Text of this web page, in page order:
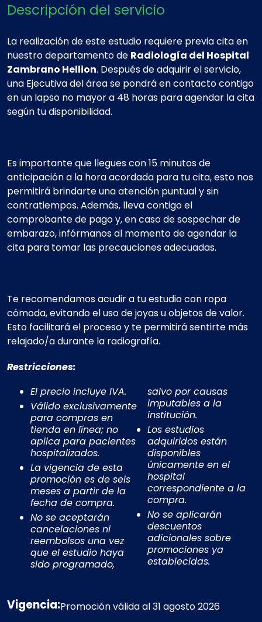
Descripción del servicio
La realización de este estudio requiere previa cita en
nuestro departamento de Radiología del Hospital
Zambrano Hellion. Después de adquirir el servicio,
una Ejecutiva del área se pondrá en contacto contigo
en un lapso no mayor a 48 horas para agendar la cita
según tu disponibilidad.
Es importante que llegues con 15 minutos de
anticipación a la hora acordada para tu cita, esto nos
permitirá brindarte una atención puntual y sin
contratiempos. Además, lleva contigo el
comprobante de pago y, en caso de sospechar de
embarazo, infórmanos al momento de agendar la
cita para tomar las precauciones adecuadas.
Te recomendamos acudir a tu estudio con ropa
cómoda, evitando el uso de joyas u objetos de valor.
Esto facilitará el proceso y te permitirá sentirte más
relajado/a durante la radiografía.
Restricciones:
El precio incluye IVA.
Válido exclusivamente
para compras en
tienda en línea; no
aplica para pacientes
hospitalizados.
La vigencia de esta
promoción es de seis
meses a partir de la
fecha de compra.
No se aceptarán
cancelaciones ni
reembolsos una vez
que el estudio haya
sido programado,
salvo por causas
imputables a la
institución.
Los estudios
adquiridos están
disponibles
únicamente en el
hospital
correspondiente a la
compra.
No se aplicarán
descuentos
adicionales sobre
promociones ya
establecidas.
Vigencia:Promoción válida al31 agosto 2026